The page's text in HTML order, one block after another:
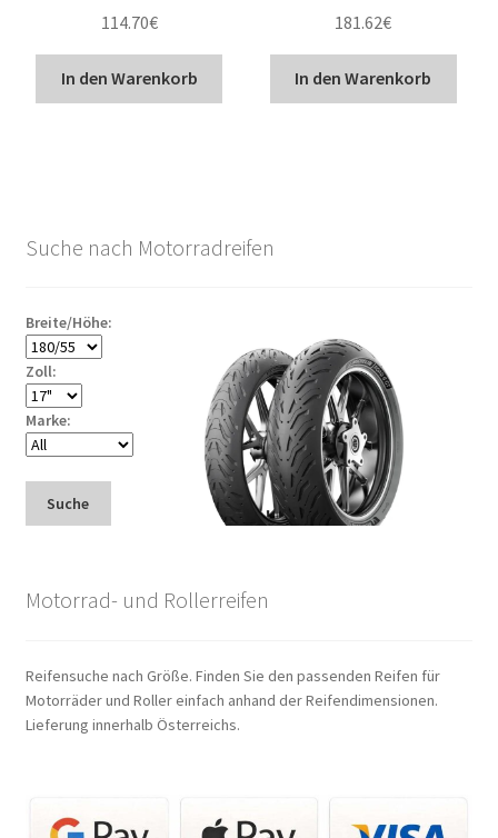
114.70€
In den Warenkorb
181.62€
In den Warenkorb
Suche nach Motorradreifen
Breite/Höhe:
Zoll:
Marke:
Suche
Motorrad- und Rollerreifen
Reifensuche nach Größe. Finden Sie den passenden Reifen für
Motorräder und Roller einfach anhand der Reifendimensionen.
Lieferung innerhalb Österreichs.